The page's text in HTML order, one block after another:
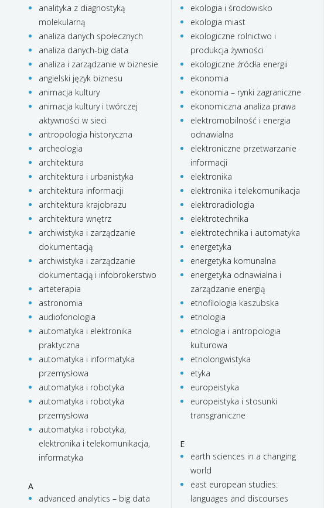
analityka z diagnostyką
molekularną
analiza danych społecznych
analiza danych-big data
analiza i zarządzanie w biznesie
angielski język biznesu
animacja kultury
animacja kultury i twórczej
aktywności w sieci
antropologia historyczna
archeologia
architektura
architektura i urbanistyka
architektura informacji
architektura krajobrazu
architektura wnętrz
archiwistyka i zarządzanie
dokumentacją
archiwistyka i zarządzanie
dokumentacją i infobrokerstwo
arteterapia
astronomia
audiofonologia
automatyka i elektronika
praktyczna
automatyka i informatyka
przemysłowa
automatyka i robotyka
automatyka i robotyka
przemysłowa
automatyka i robotyka,
elektronika i telekomunikacja,
informatyka
A
advanced analytics – big data
ekologia i środowisko
ekologia miast
ekologiczne rolnictwo i
produkcja żywności
ekologiczne źródła energii
ekonomia
ekonomia – rynki zagraniczne
ekonomiczna analiza prawa
elektromobilność i energia
odnawialna
elektroniczne przetwarzanie
informacji
elektronika
elektronika i telekomunikacja
elektroradiologia
elektrotechnika
elektrotechnika i automatyka
energetyka
energetyka komunalna
energetyka odnawialna i
zarządzanie energią
etnofilologia kaszubska
etnologia
etnologia i antropologia
kulturowa
etnolongwistyka
etyka
europeistyka
europeistyka i stosunki
transgraniczne
E
earth sciences in a changing
world
east european studies:
languages and discourses